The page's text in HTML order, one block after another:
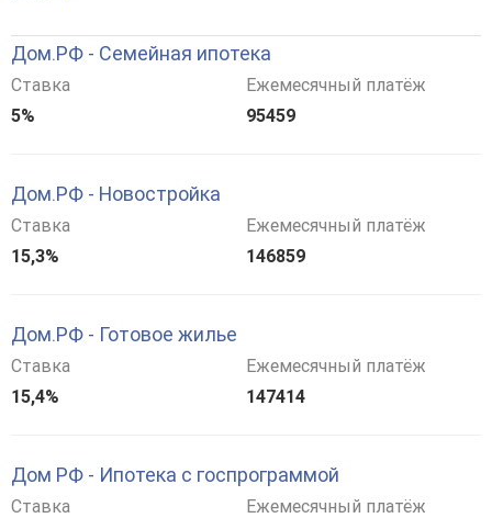
Дом.РФ - Семейная ипотека
Ставка
5%
Ежемесячный платёж
95459
Дом.РФ - Новостройка
Ставка
15,3%
Ежемесячный платёж
146859
Дом.РФ - Готовое жилье
Ставка
15,4%
Ежемесячный платёж
147414
Дом РФ - Ипотека с госпрограммой
Ставка
Ежемесячный платёж